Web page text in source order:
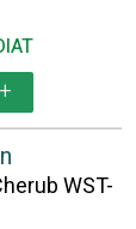
+
WST-